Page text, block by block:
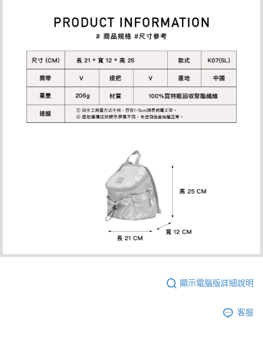
顯示電腦版詳細說明
客服